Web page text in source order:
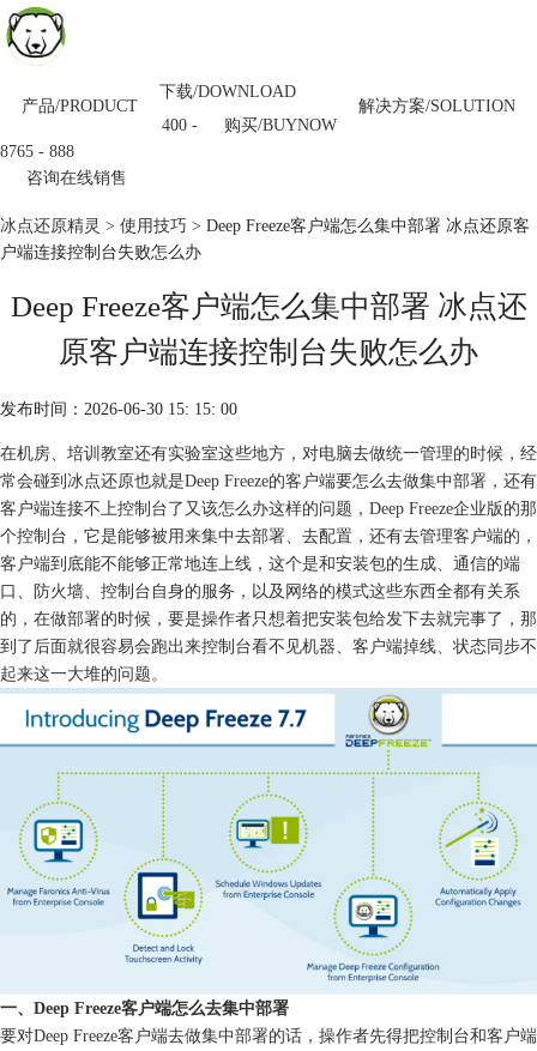
产品/PRODUCT 解决方案/SOLUTION
下载/DOWNLOAD
购买/BUYNOW
400 -
8765 - 888
咨询在线销售
冰点还原精灵 > 使用技巧 > Deep Freeze客户端怎么集中部署 冰点还原客
户端连接控制台失败怎么办
Deep Freeze客户端怎么集中部署 冰点还
原客户端连接控制台失败怎么办
发布时间：2026-06-30 15: 15: 00
在机房、培训教室还有实验室这些地方，对电脑去做统一管理的时候，经
常会碰到冰点还原也就是Deep Freeze的客户端要怎么去做集中部署，还有
客户端连接不上控制台了又该怎么办这样的问题，Deep Freeze企业版的那
个控制台，它是能够被用来集中去部署、去配置，还有去管理客户端的，
客户端到底能不能够正常地连上线，这个是和安装包的生成、通信的端
口、防火墙、控制台自身的服务，以及网络的模式这些东西全都有关系
的，在做部署的时候，要是操作者只想着把安装包给发下去就完事了，那
到了后面就很容易会跑出来控制台看不见机器、客户端掉线、状态同步不
起来这一大堆的问题。
一、Deep Freeze客户端怎么去集中部署
要对Deep Freeze客户端去做集中部署的话，操作者先得把控制台和客户端